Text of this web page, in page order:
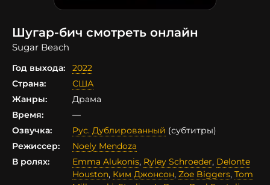
Шугар-бич смотреть онлайн
Sugar Beach
Год выхода:
2022
Страна:
США
Жанры:
Драма
Время:
—
Озвучка:
Рус. Дублированный (субтитры)
Режиссер:
Noely Mendoza
В ролях:
Emma Alukonis, Ryley Schroeder, Delonte
Houston, Ким Джонсон, Zoe Biggers, Tom